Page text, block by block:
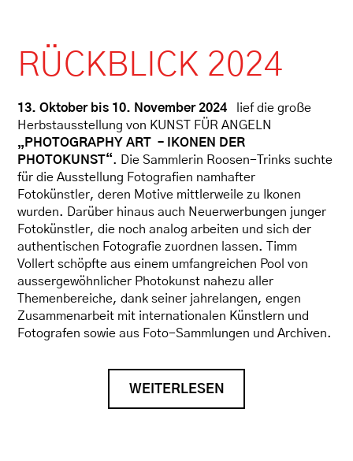
RÜCKBLICK 2024
13. Oktober bis 10. November 2024
lief die große
Herbstausstellung von KUNST FÜR ANGELN
„PHOTOGRAPHY ART – IKONEN DER
PHOTOKUNST“. Die Sammlerin Roosen-Trinks suchte
für die Ausstellung Fotografien namhafter
Fotokünstler, deren Motive mittlerweile zu Ikonen
wurden. Darüber hinaus auch Neuerwerbungen junger
Fotokünstler, die noch analog arbeiten und sich der
authentischen Fotografie zuordnen lassen. Timm
Vollert schöpfte aus einem umfangreichen Pool von
aussergewöhnlicher Photokunst nahezu aller
Themenbereiche, dank seiner jahrelangen, engen
Zusammenarbeit mit internationalen Künstlern und
Fotografen sowie aus Foto-Sammlungen und Archiven.
WEITERLESEN